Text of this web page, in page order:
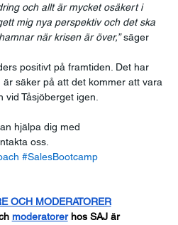
och allt är mycket osäkert i
mig nya perspektiv och det ska
när krisen är över,” säger
positivt på framtiden. Det har
säker på att det kommer att vara
Tåsjöberget igen.
hjälpa dig med
oss.
#SalesBootcamp
OCH MODERATORER
moderatorer hos SAJ är